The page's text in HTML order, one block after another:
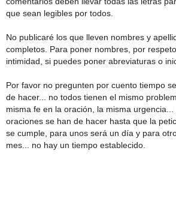
que sean legibles por todos.
No publicaré los que lleven nombres y
completos. Para poner nombres, por
intimidad, si puedes poner abreviaturas o
Por favor no pregunten por cuento tiempo
de hacer... no todos tienen el mismo
misma fe en la oración, la misma urgencia...
oraciones se han de hacer hasta que la
se cumple, para unos será un día y para
mes... no hay un tiempo establecido.